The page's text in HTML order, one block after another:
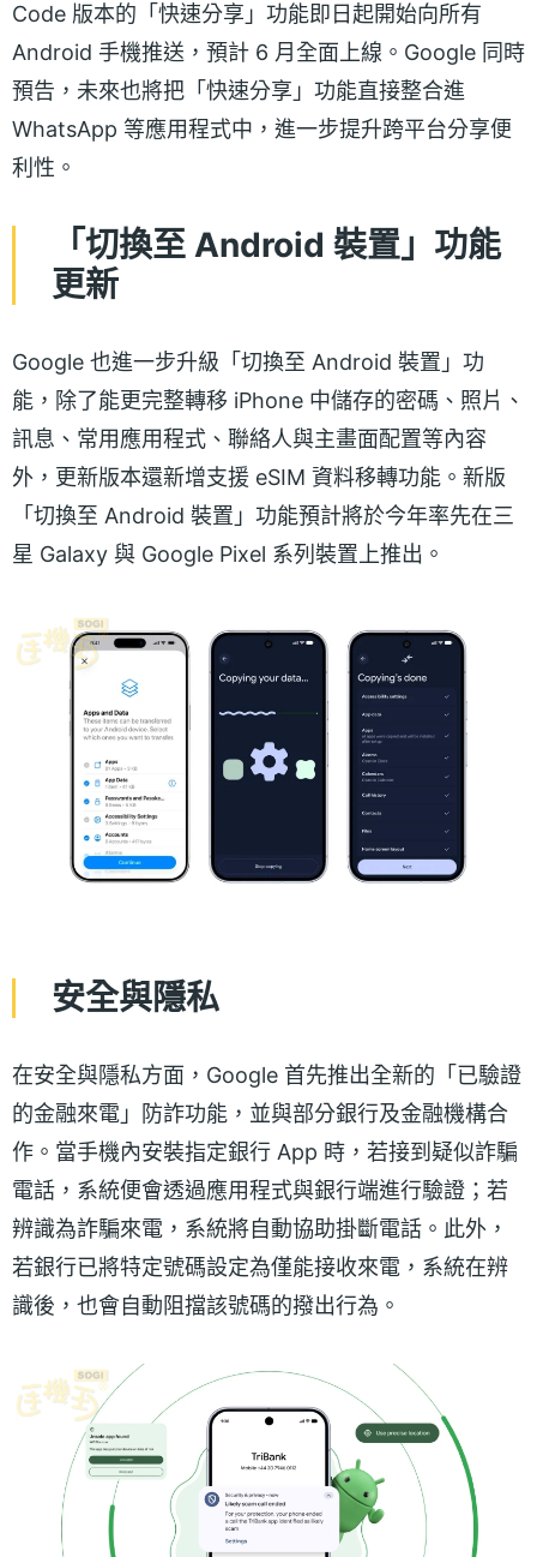
Code 版本的「快速分享」功能即日起開始向所有
Android 手機推送，預計 6 月全面上線。Google 同時
預告，未來也將把「快速分享」功能直接整合進
WhatsApp 等應用程式中，進一步提升跨平台分享便
利性。
「切換至 Android 裝置」功能
更新
Google 也進一步升級「切換至 Android 裝置」功
能，除了能更完整轉移 iPhone 中儲存的密碼、照片、
訊息、常用應用程式、聯絡人與主畫面配置等內容
外，更新版本還新增支援 eSIM 資料移轉功能。新版
「切換至 Android 裝置」功能預計將於今年率先在三
星 Galaxy 與 Google Pixel 系列裝置上推出。
安全與隱私
在安全與隱私方面，Google 首先推出全新的「已驗證
的金融來電」防詐功能，並與部分銀行及金融機構合
作。當手機內安裝指定銀行 App 時，若接到疑似詐騙
電話，系統便會透過應用程式與銀行端進行驗證；若
辨識為詐騙來電，系統將自動協助掛斷電話。此外，
若銀行已將特定號碼設定為僅能接收來電，系統在辨
識後，也會自動阻擋該號碼的撥出行為。